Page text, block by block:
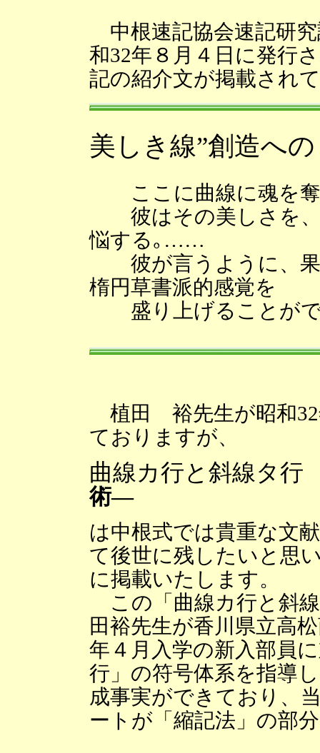
中根速記協会速記研
和32年８月４日に発行
記の紹介文が掲載され
美しき線”創造への
ここに曲線に魂を奪
彼はその美しさを、
悩する｡……
彼が言うように、果
楕円草書派的感覚を
盛り上げることが
植田 裕先生が昭和32
ておりますが、
曲線カ行と斜線タ行
術―
は中根式では貴重な文
て後世に残したいと思
に掲載いたします。
この「曲線カ行と斜
田裕先生が香川県立高
年４月入学の新入部員
行」の符号体系を指導
成事実ができており、
ートが「縮記法」の部